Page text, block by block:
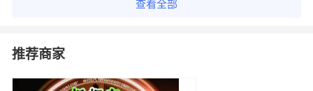
查看全部
推荐商家